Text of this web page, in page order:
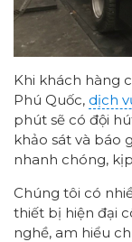
Khi khách hàng
Phú Quốc, dịch
phút sẽ có đội
khảo sát và báo
nhanh chóng,
Chúng tôi có
thiết bị hiện đại
nghề, am hiểu